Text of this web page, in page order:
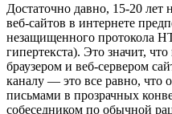
Достаточно давно, 15-20 лет
веб-сайтов в интернете
незащищенного протокола
гипертекста). Это значит,
браузером и веб-сервером
каналу — это все равно, что
письмами в прозрачных
собеседником по обычной